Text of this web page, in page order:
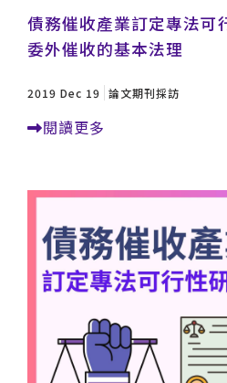
債務催收產業訂定專法可
委外催收的基本法理
2019 Dec 19 論文期刊採訪
閱讀更多